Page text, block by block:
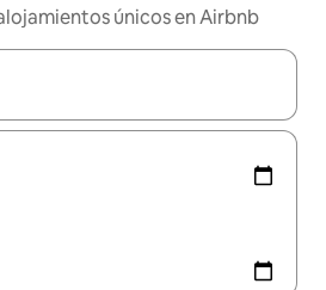
únicos en Airbnb
estén disponibles, navega con las